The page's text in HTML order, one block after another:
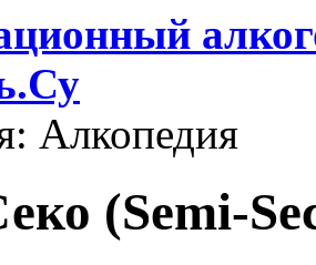
Алкопедия
(Semi-